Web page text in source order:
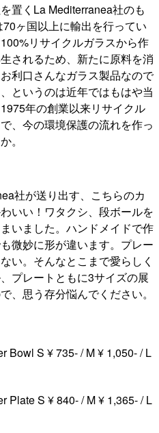
置くLa Mediterranea社のも
ヶ国以上に輸出を行ってい
リサイクルガラスから作
されるため、新たに原料を消
利口さんなガラス製品なので
というのは近年ではもはや当
年の創業以来リサイクル
、今の環境保護の流れを作っ
。
社が送り出す、こちらのカ
いい！ワタクシ、段ボールを
いました。ハンドメイドで作
微妙に形が違います。プレー
い。そんなとこまで愛らしく
プレートともに3サイズの展
、思う存分悩んでください。
S ¥ 735- / M ¥ 1,050- / L
S ¥ 840- / M ¥ 1,365- / L